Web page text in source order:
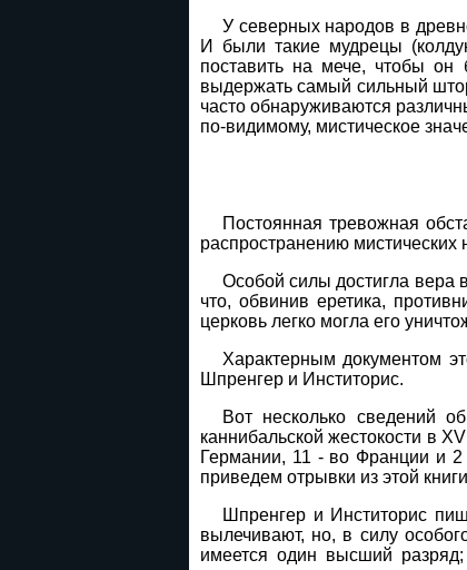
У северных народов в
И были такие мудрецы
поставить на мече, чтобы
выдержать самый сильный
часто обнаруживаются
по-видимому, мистическое
Постоянная тревожная
распространению
Особой силы достигла вера
что, обвинив еретика,
церковь легко могла его
Характерным документом
Шпренгер и Инститорис.
Вот несколько сведений
каннибальской жестокости в
Германии, 11 - во Франции и
приведем отрывки из этой
Шпренгер и Инститорис
вылечивают, но, в силу
имеется один высший